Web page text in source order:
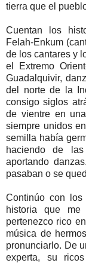
tierra que el
Cuentan los
Felah-Enkum
de los cantares y
el Extremo
Guadalquivir,
del norte de la
consigo siglos
de vientre en
siempre unidos
semilla había
haciendo de las
aportando
pasaban o se
Continúo con
historia que
pertenezco rico
música de
pronunciarlo. De
experta, su